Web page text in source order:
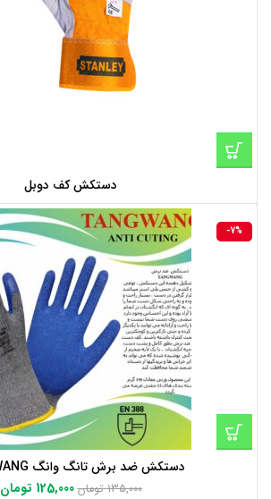
دستکش کف دوبل
-7%
دستکش ضد برش تانگ وانگ TANGWANG
135,000 تومان 125,000 تومان